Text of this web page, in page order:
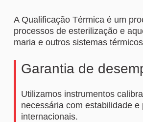
A Qualificação Térmica é um
processos de esterilização e
maria e outros sistemas
Garantia de
Utilizamos instrumentos
necessária com estabilidade
internacionais.